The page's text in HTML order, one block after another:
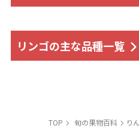
リンゴの主な品種一覧
TOP 旬の果物百科 り